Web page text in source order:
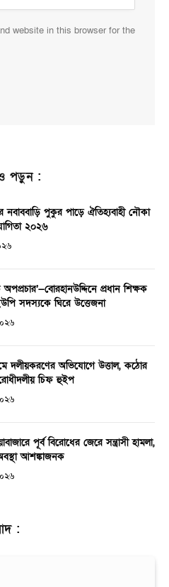
website in this browser for the
পড়ুন :
পুকুর পাড়ে ঐতিহ্যবাহী নৌকা
২০২৬
অপপ্রচার’—বোরহানউদ্দিনে প্রধান শিক্ষক
সদস্যকে ঘিরে উত্তেজনা
দলীয়করণের অভিযোগে উত্তাল, কঠোর
চিফ হুইপ
পূর্ব বিরোধের জেরে সন্ত্রাসী হামলা,
আশঙ্কাজনক
: